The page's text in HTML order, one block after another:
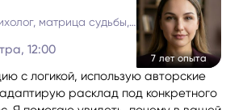
DIAMOND
7 лет опыта
12:00
с логикой, использую авторские